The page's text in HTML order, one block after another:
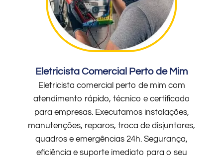
Eletricista Comercial Perto de Mim
Eletricista comercial perto de mim com
atendimento rápido, técnico e certificado
para empresas. Executamos instalações,
manutenções, reparos, troca de disjuntores,
quadros e emergências 24h. Segurança,
eficiência e suporte imediato para o seu